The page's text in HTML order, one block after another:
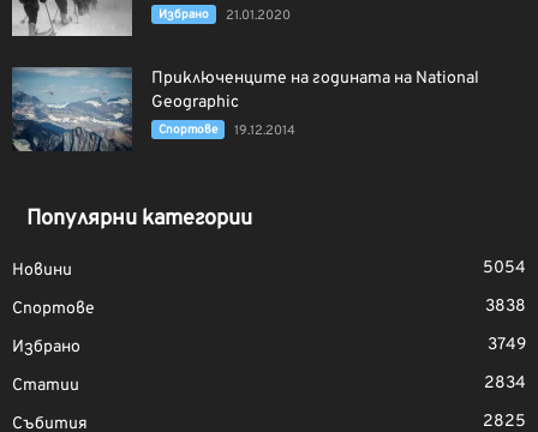
Избрано 21.01.2020
Приключенците на годината на National
Geographic
Спортове 19.12.2014
Популярни категории
Новини
5054
Спортове
3838
Избрано
3749
Статии
2834
Събития
2825